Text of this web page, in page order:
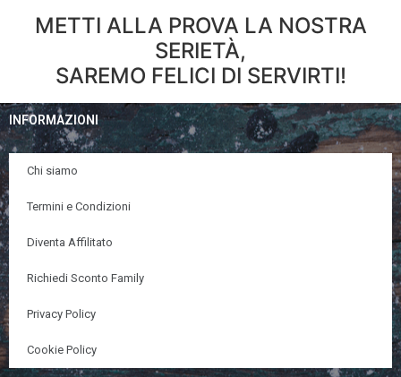
METTI ALLA PROVA LA NOSTRA
SERIETÀ,
SAREMO FELICI DI SERVIRTI!
INFORMAZIONI
Chi siamo
Termini e Condizioni
Diventa Affilitato
Richiedi Sconto Family
Privacy Policy
Cookie Policy